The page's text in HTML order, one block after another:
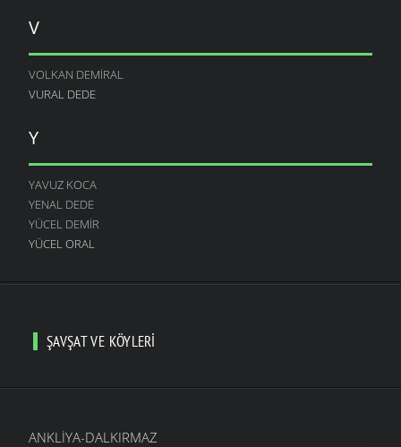
V
VOLKAN DEMIRAL
VURAL DEDE
Y
YAVUZ KOCA
YENAL DEDE
YÜCEL DEMIR
YÜCEL ORAL
ŞAVŞAT VE KÖYLERI
ANKLIYA-DALKIRMAZ